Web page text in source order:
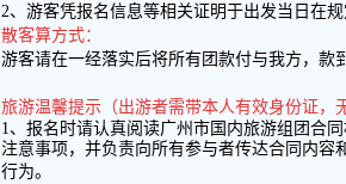
2、游客凭报名信息等相关证明于出发当日在规
散客算方式：
游客请在一经落实后将所有团款付与我方，款
旅游温馨提示（出游者需带本人有效身份证，
1 、报名时请认真阅读广州市国内旅游组团合
注意事项，并负责向所有参与者传达合同内
行为。